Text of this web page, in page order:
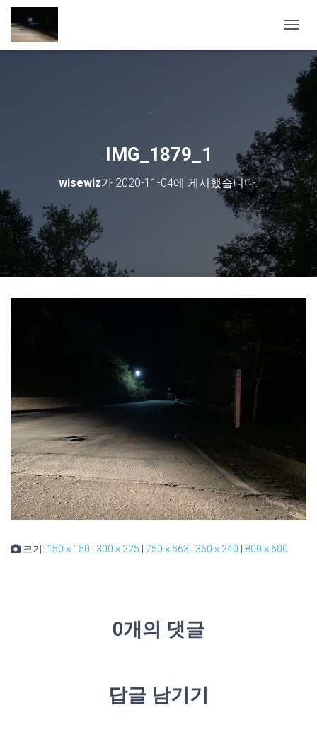
IMG_1879_1
wisewiz가 2020-11-04에 게시했습니다.
크기: 150 × 150 | 300 × 225 | 750 × 563 | 360 × 240 | 800 × 600
0개의 댓글
답글 남기기